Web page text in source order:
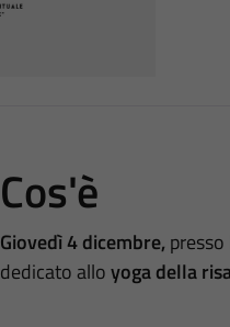
Cos'è
Giovedì 4 dicembre,
dedicato alloyoga della